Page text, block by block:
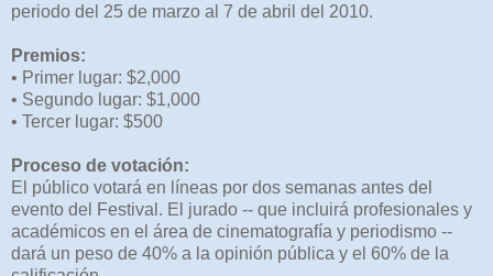
periodo del 25 de marzo al 7 de abril del 2010.
Premios:
• Primer lugar: $2,000
• Segundo lugar: $1,000
• Tercer lugar: $500
Proceso de votación:
El público votará en líneas por dos semanas antes del
evento del Festival. El jurado -- que incluirá profesionales y
académicos en el área de cinematografía y periodismo --
dará un peso de 40% a la opinión pública y el 60% de la